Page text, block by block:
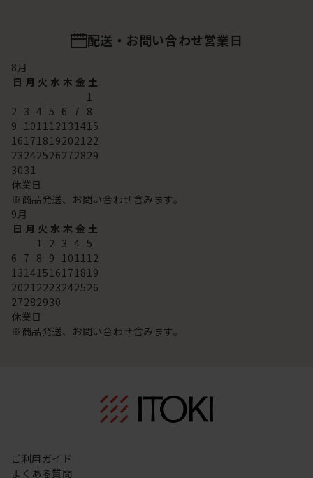
配送・お問い合わせ営業日
8月
日 月 火 水 木 金 土
1
2 3 4 5 6 7 8
9 101112131415
16171819202122
23242526272829
3031
休業日
※商品発送、お問い合わせ含みます。
9月
日 月 火 水 木 金 土
1 2 3 4 5
6 7 8 9 101112
13141516171819
20212223242526
27282930
休業日
※商品発送、お問い合わせ含みます。
ご利用ガイド
よくある質問